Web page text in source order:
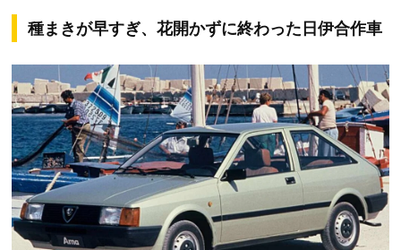
種まきが早すぎ、花開かずに終わった日伊合作車